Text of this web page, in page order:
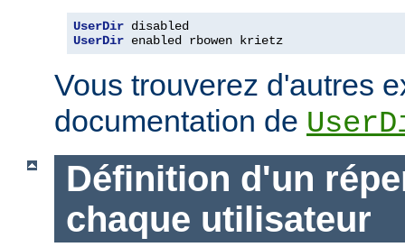
UserDir
UserDir enabled rbowen krietz
Vous trouverez d'autres
documentation de
Définition d'un
chaque utilisateur